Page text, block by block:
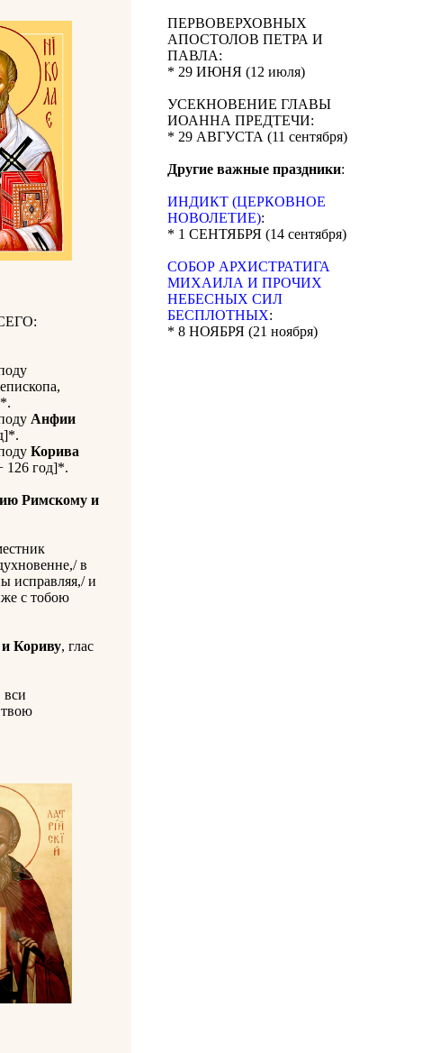
Анфии
Корива
126 год]*.
Римскому и
в
исправляя,/ и
с тобою
Кориву, глас
вси
ПЕРВОВЕРХОВНЫХ
АПОСТОЛОВ ПЕТРА И
ПАВЛА:
* 29 ИЮНЯ (12 июля)
УСЕКНОВЕНИЕ ГЛАВЫ
ИОАННА ПРЕДТЕЧИ:
* 29 АВГУСТА (11 сентября)
Другие важные праздники:
ИНДИКТ (ЦЕРКОВНОЕ
НОВОЛЕТИЕ):
* 1 СЕНТЯБРЯ (14 сентября)
CОБОР АРХИСТРАТИГА
МИХАИЛА И ПРОЧИХ
НЕБЕСНЫХ СИЛ
БЕСПЛОТНЫХ:
* 8 НОЯБРЯ (21 ноября)